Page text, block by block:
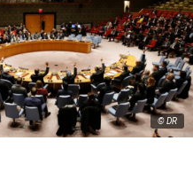
© DR